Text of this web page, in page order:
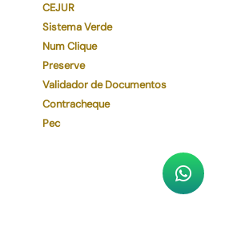
CEJUR
Sistema Verde
Num Clique
Preserve
Validador de Documentos
Contracheque
Pec